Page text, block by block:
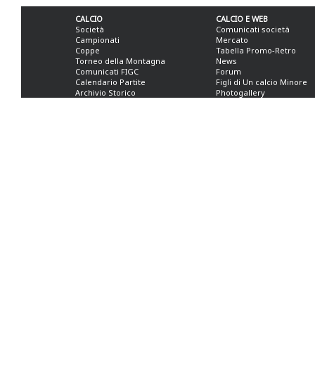
CALCIO
Società
Campionati
Coppe
Torneo della Montagna
Comunicati FIGC
Calendario Partite
Archivio Storico
CALCIO E WEB
Comunicati società
Mercato
Tabella Promo-Retro
News
Forum
Figli di Un calcio Minore
Photogallery